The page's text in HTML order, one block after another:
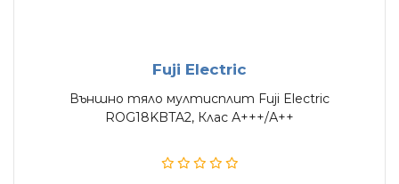
Fuji Electric
Външно тяло мултисплит Fuji Electric
ROG18KBTA2, Клас А+++/А++